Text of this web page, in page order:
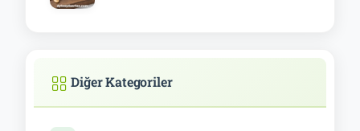
Diğer Kategoriler